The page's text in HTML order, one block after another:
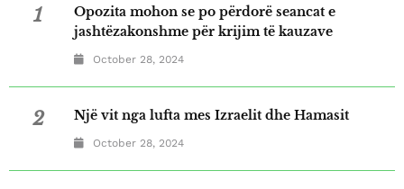
1
Opozita mohon se po përdorë seancat e
jashtëzakonshme për krijim të kauzave
October 28, 2024
2 Një vit nga lufta mes Izraelit dhe Hamasit
October 28, 2024